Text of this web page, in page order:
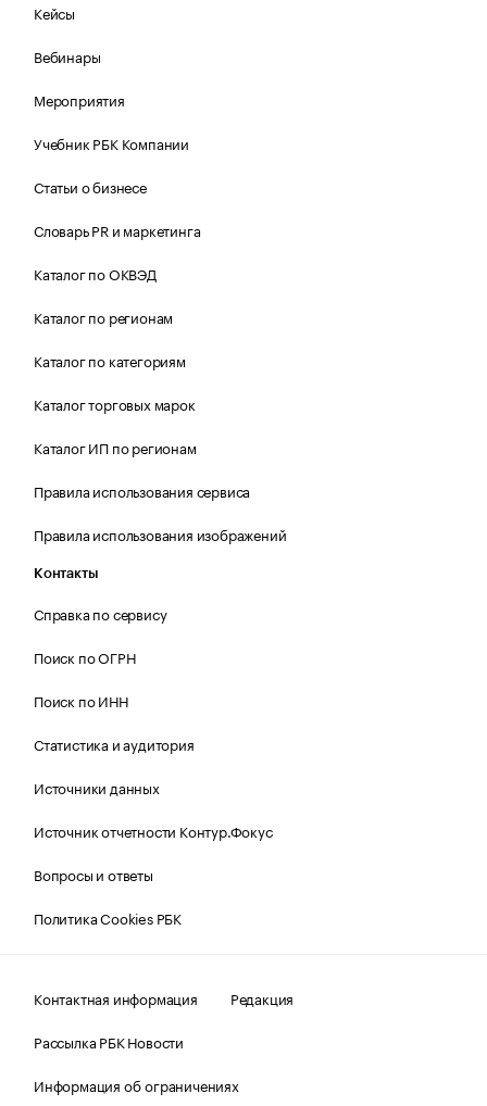
Кейсы
Вебинары
Мероприятия
Учебник РБК Компании
Статьи о бизнесе
Словарь PR и маркетинга
Каталог по ОКВЭД
Каталог по регионам
Каталог по категориям
Каталог торговых марок
Каталог ИП по регионам
Правила использования сервиса
Правила использования изображений
Контакты
Справка по сервису
Поиск по ОГРН
Поиск по ИНН
Статистика и аудитория
Источники данных
Источник отчетности Контур.Фокус
Вопросы и ответы
Политика Cookies РБК
Контактная информация
Редакция
Рассылка РБК Новости
Информация об ограничениях